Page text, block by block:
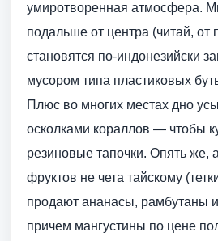
умиротворенная атмосфера.
подальше от центра (читай, от
становятся по-индонезийски
мусором типа пластиковых
Плюс во многих местах дно
осколками кораллов — чтобы
резиновые тапочки. Опять же,
фруктов не чета тайскому
продают ананасы, рамбутаны
причем мангустины по цене